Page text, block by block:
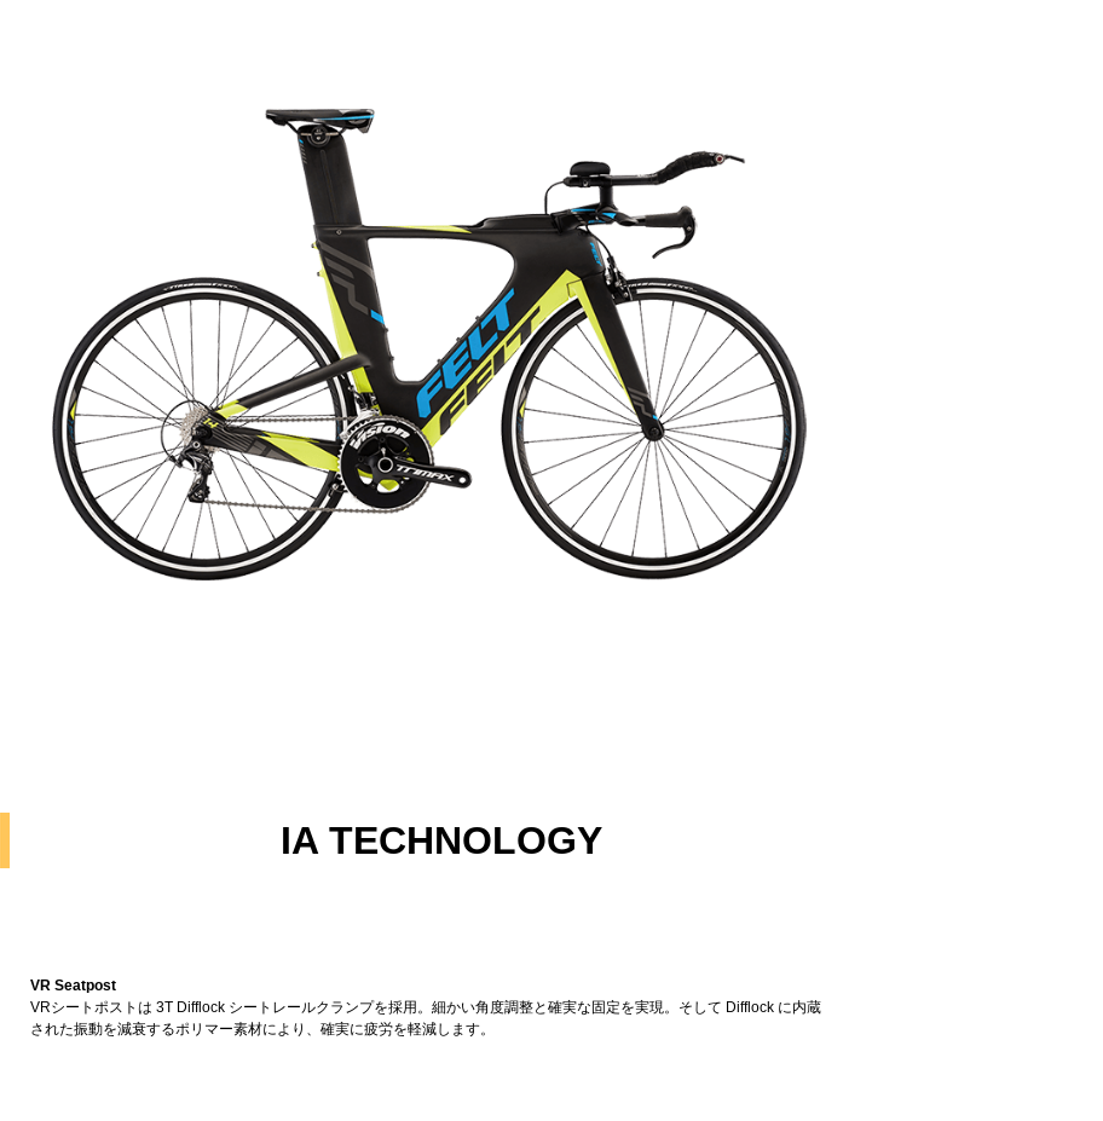
IA TECHNOLOGY
VR Seatpost
VRシートポストは 3T Difflock シートレールクランプを採用。細かい角度調整と確実な固定を実現。そして Difflock に内蔵
された振動を減衰するポリマー素材により、確実に疲労を軽減します。